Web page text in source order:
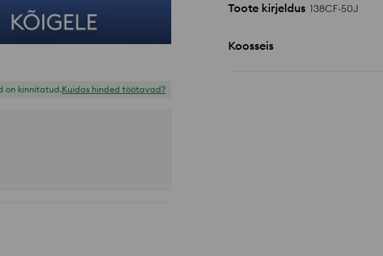
Toote kirjeldus 138CF-50J
Koosseis
on kinnitatud.Kuidas hinded töötavad?